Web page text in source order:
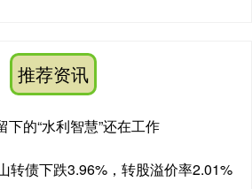
推荐资讯
下的“水利智慧”还在工作
转债下跌3.96%，转股溢价率2.01%